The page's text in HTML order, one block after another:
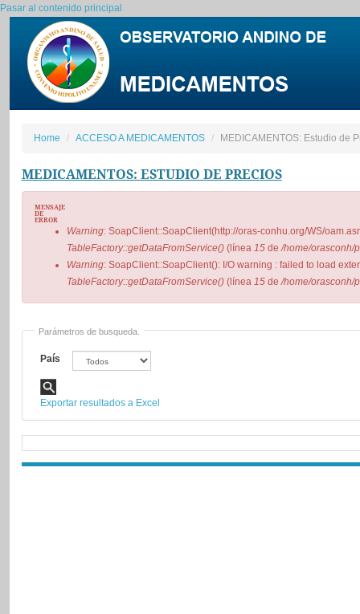
Pasar al contenido principal
Home ACCESO A MEDICAMENTOS MEDICAMENTOS: Estudio de
MEDICAMENTOS: ESTUDIO DE PRECIOS
MENSAJE
DE
ERROR
Warning: SoapClient::SoapClient(http://oras-conhu.org/WS/
TableFactory::getDataFromService()(línea 15de/home/orasconh/
Warning: SoapClient::SoapClient(): I/O warning : failed to load
TableFactory::getDataFromService()(línea 15de/home/orasconh/
Parámetros de busqueda.
País
Exportar resultados a Excel